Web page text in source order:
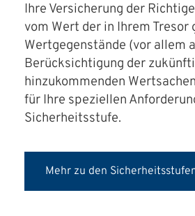
Ihre Versicherung der
vom Wert der in Ihrem Tresor
Wertgegenstände (vor allem
Berücksichtigung der
hinzukommenden
für Ihre speziellen
Sicherheitsstufe.
Mehr zu den